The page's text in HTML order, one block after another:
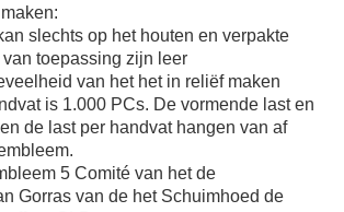
slechts op het houten en verpakte
toepassing zijn leer
van het het in reliëf maken
is 1.000 PCs. De vormende last en
de last per handvat hangen van af
5 Comité van het de
Gorras van de het Schuimhoed de